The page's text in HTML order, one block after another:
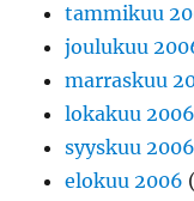
tammikuu
joulukuu
marraskuu
lokakuu 2006
syyskuu 2006
elokuu 2006